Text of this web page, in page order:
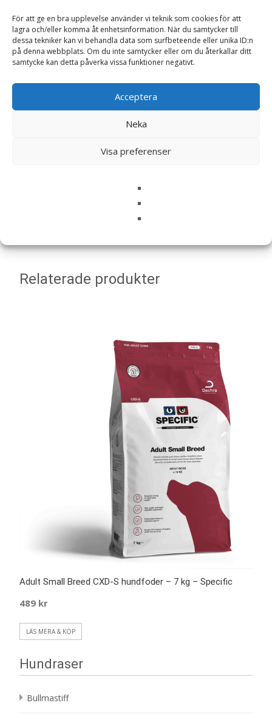
För att ge en bra upplevelse använder vi teknik som cookies för att
lagra och/eller komma åt enhetsinformation. När du samtycker till
dessa tekniker kan vi behandla data som surfbeteende eller unika ID:n
på denna webbplats. Om du inte samtycker eller om du återkallar ditt
samtycke kan detta påverka vissa funktioner negativt.
Acceptera
Neka
Visa preferenser
Din recension *
denna webbläsare till nästa gång jag skriver en
Relaterade produkter
Adult Small Breed CXD-S hundfoder – 7 kg – Specific
489 kr
LÄS MERA & KÖP
Hundraser
Bullmastiff